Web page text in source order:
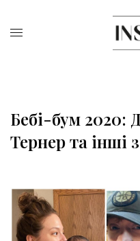
Бебі-бум 2020:
Тернер та інші